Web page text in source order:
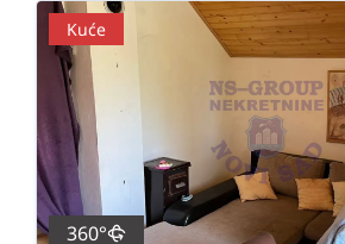
Kuće
360°